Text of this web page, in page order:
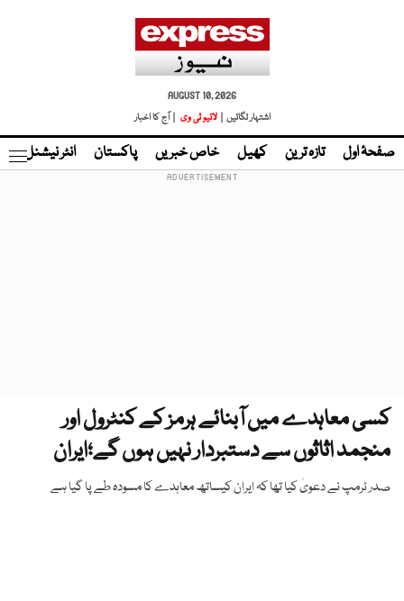
AUGUST 10, 2026
اشتہار لگائیں |
لائیو ٹی وی | آج کا اخبار
صفحۂ اول تازہ ترین کھیل خاص خبریں پاکستان انٹر نیشنل
کسی معاہدے میں آبنائے ہرمز کے کنٹرول اور
منجمد اثاثوں سے دستبردار نہیں ہوں گے؛ایران
صدر ٹرمپ نے دعویٰ کیا تھا کہ ایران کیساتھ معاہدے کا مسودہ طے پا گیا ہے